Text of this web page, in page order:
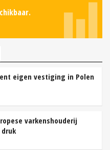
eigen vestiging in Polen
varkenshouderij